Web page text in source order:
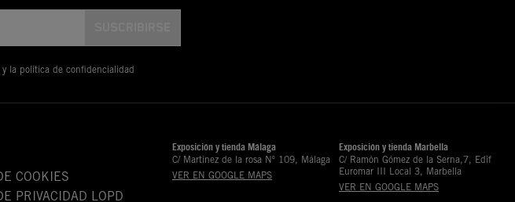
y la política de confidencialidad
COOKIES
PRIVACIDAD LOPD
Exposición y tienda Málaga
C/ Martinez de la rosa Nº 109, Málaga
VER EN GOOGLE MAPS
Exposición y tienda Marbella
C/ Ramón Gómez de la Serna,7, Edif
Euromar III Local 3, Marbella
VER EN GOOGLE MAPS